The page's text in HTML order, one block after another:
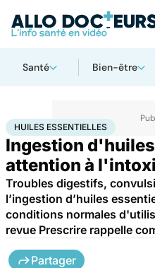
Santé Bien-être
AccueilSantéBobos du quotidien
HUILES ESSENTIELLES
Ingestion
attention à
Troubles digestifs,
l’ingestion d’huiles
conditions normales
revue Prescrire rappelle
Partager